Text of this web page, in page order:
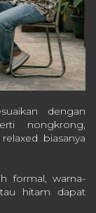
dengan
nongkrong,
biasanya
formal, warna-
hitam dapat